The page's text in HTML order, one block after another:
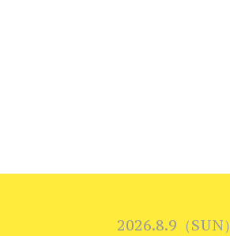
2026.8.9（SUN）